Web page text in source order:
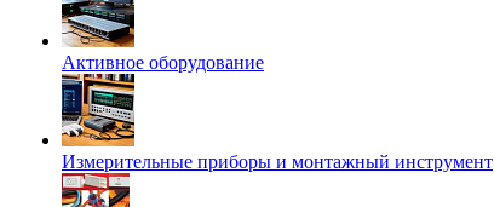
Активное оборудование
Измерительные приборы и монтажный инструмент